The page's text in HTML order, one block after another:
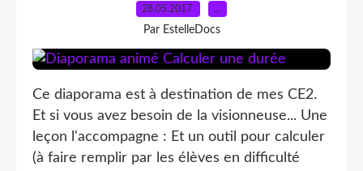
28.05.2017 …
Par EstelleDocs
Ce diaporama est à destination de mes CE2.
Et si vous avez besoin de la visionneuse... Une
leçon l'accompagne : Et un outil pour calculer
(à faire remplir par les élèves en difficulté